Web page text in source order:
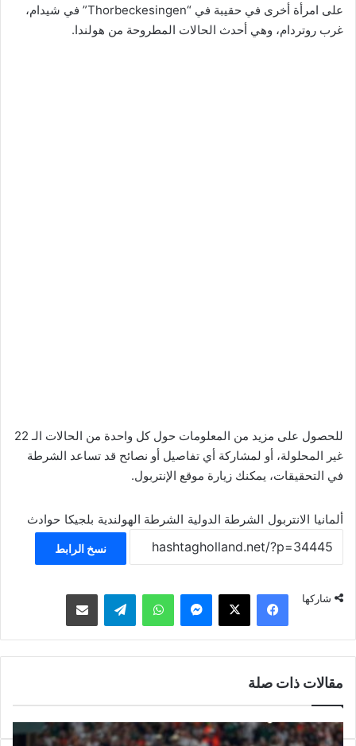
على امرأة أخرى في حقيبة في “Thorbeckesingen” في شيدام،
غرب روتردام، وهي أحدث الحالات المطروحة من هولندا.
للحصول على مزيد من المعلومات حول كل واحدة من الحالات الـ 22
غير المحلولة، أو لمشاركة أي تفاصيل أو نصائح قد تساعد الشرطة
في التحقيقات، يمكنك زيارة موقع الإنتربول.
ألمانيا الانتربول الشرطة الدولية الشرطة الهولندية بلجيكا حوادث
نسخ الرابط
شاركها فيسبوك ‫X ماسنجر واتساب تيلقرام مشاركة عبر البريد
مقالات ذات صلة